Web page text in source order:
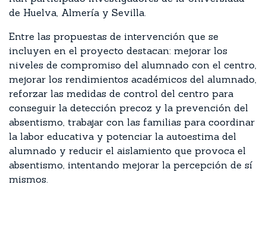
de Huelva, Almería y Sevilla.
Entre las propuestas de intervención que se
incluyen en el proyecto destacan: mejorar los
niveles de compromiso del alumnado con el centro,
mejorar los rendimientos académicos del alumnado,
reforzar las medidas de control del centro para
conseguir la detección precoz y la prevención del
absentismo, trabajar con las familias para coordinar
la labor educativa y potenciar la autoestima del
alumnado y reducir el aislamiento que provoca el
absentismo, intentando mejorar la percepción de sí
mismos.